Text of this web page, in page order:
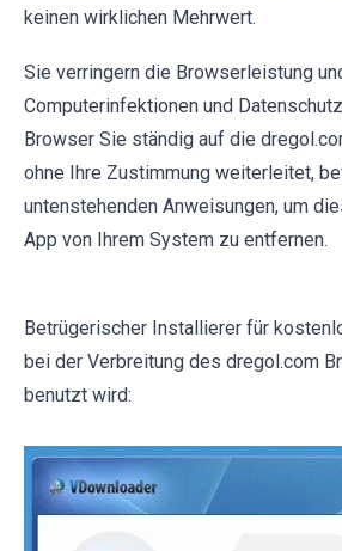
keinen wirklichen Mehrwert.
Sie verringern die Browserleistung
Computerinfektionen und
Browser Sie ständig auf die
ohne Ihre Zustimmung weiterleitet,
untenstehenden Anweisungen, um
App von Ihrem System zu entfernen.
Betrügerischer Installierer für
bei der Verbreitung des dregol.com
benutzt wird: